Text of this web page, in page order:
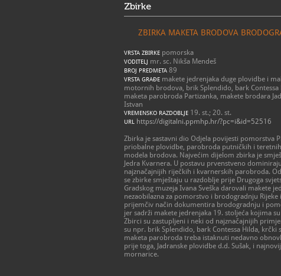
Zbirke
ZBIRKA MAKETA BRODOVA
VRSTA ZBIRKE pomorska
VODITELJ mr. sc. Nikša Mendeš
BROJ PREDMETA 89
VRSTA GRAĐE makete jedrenjaka duge plovidbe i
motornih brodova, brik Splendido, bark
maketa parobroda Partizanka, makete brodara
Istvan
VREMENSKO RAZDOBLJE 19. st.; 20. st.
URL https://digitalni.ppmhp.hr/?pc=i&id=52516
Zbirka je sastavni dio Odjela povijesti pomorstva
priobalne plovidbe, parobroda putničkih i
modela brodova. Najvećim dijelom zbirka je
Jedra Kvarnera. U postavu prvenstveno
najznačajnijih riječkih i kvarnerskih parobroda.
se zbirke smještaju u razdoblje prije Drugoga
Gradskog muzeja Ivana Sveška darovali makete
nezaobilazna za pomorstvo i brodogradnju
prijemčiv način dokumentira brodogradnju i
jer sadrži makete jedrenjaka 19. stoljeća kojima
Zbirci su zastupljeni i neki od najznačajnijih
su npr. brik Splendido, bark Contessa Hilda,
maketa parobroda treba istaknuti nedavno
prije toga, Jadranske plovidbe d.d. Sušak, i
mornarice.